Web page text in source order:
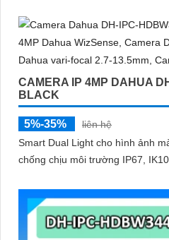
CAMERA IP 4MP DAHUA
BLACK
5%-35%
liên hệ
Smart Dual Light cho hình ảnh
chống chịu môi trường IP67,